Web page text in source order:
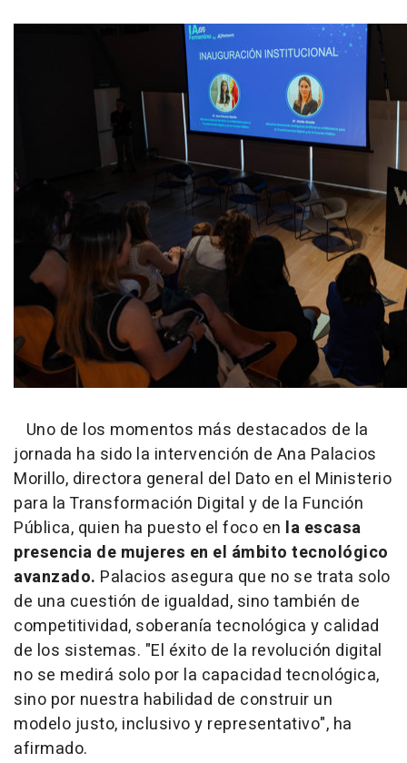
Uno de los momentos más destacados de la
jornada ha sido la intervención de Ana Palacios
Morillo, directora general del Dato en el Ministerio
para la Transformación Digital y de la Función
Pública, quien ha puesto el foco en la escasa
presencia de mujeres en el ámbito tecnológico
avanzado. Palacios asegura que no se trata solo
de una cuestión de igualdad, sino también de
competitividad, soberanía tecnológica y calidad
de los sistemas. "El éxito de la revolución digital
no se medirá solo por la capacidad tecnológica,
sino por nuestra habilidad de construir un
modelo justo, inclusivo y representativo", ha
afirmado.